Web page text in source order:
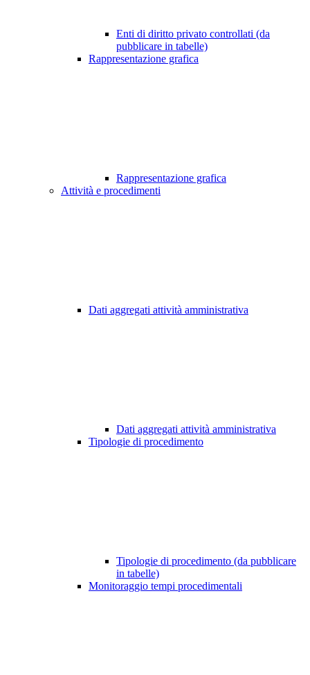
Enti di diritto privato controllati (da
pubblicare in tabelle)
Rappresentazione grafica
Rappresentazione grafica
Attività e procedimenti
Dati aggregati attività amministrativa
Dati aggregati attività amministrativa
Tipologie di procedimento
Tipologie di procedimento (da pubblicare
in tabelle)
Monitoraggio tempi procedimentali